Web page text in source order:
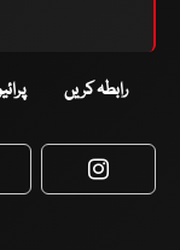
رابطہ کریں